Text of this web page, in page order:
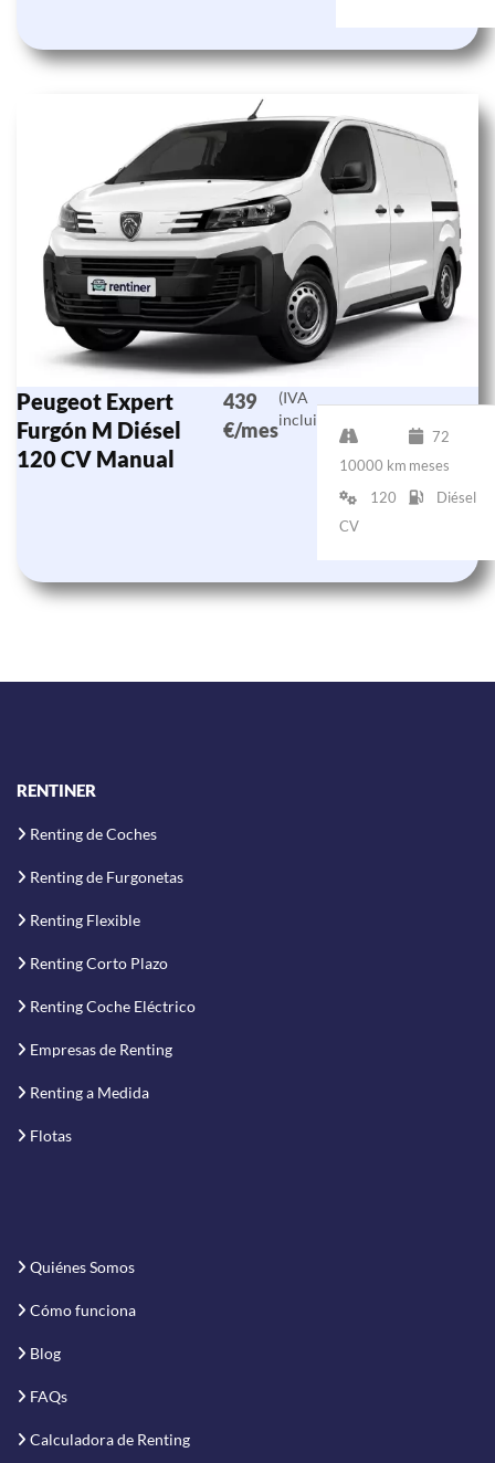
Peugeot Expert
Furgón M Diésel
120 CV Manual
439
€/mes
(IVA
incluido)
10000 km
72
meses
120
CV
Diésel
RENTINER
Renting de Coches
Renting de Furgonetas
Renting Flexible
Renting Corto Plazo
Renting Coche Eléctrico
Empresas de Renting
Renting a Medida
Flotas
Quiénes Somos
Cómo funciona
Blog
FAQs
Calculadora de Renting